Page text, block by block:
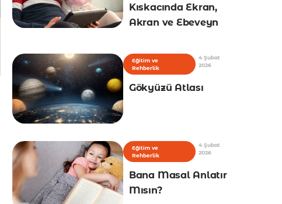
Kıskacında Ekran,
Akran ve Ebeveyn
Eğitim ve
Rehberlik
4 Şubat
2026
Gökyüzü Atlası
Eğitim ve
Rehberlik
4 Şubat
2026
Bana Masal Anlatır
Mısın?